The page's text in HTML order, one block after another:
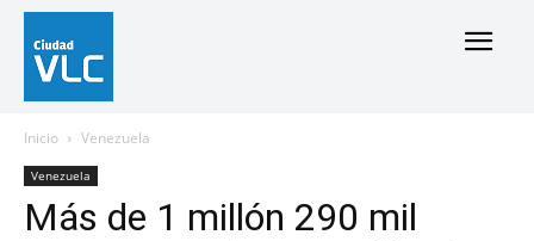
Inicio Venezuela
Venezuela
Más de 1 millón 290 mil